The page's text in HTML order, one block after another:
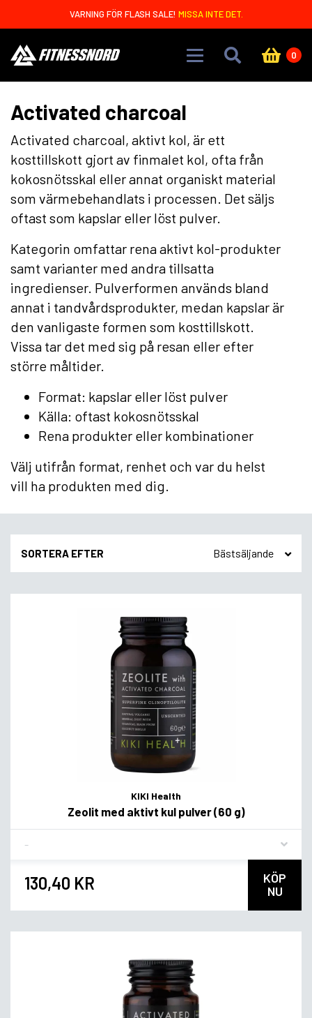
VARNING FÖR FLASH SALE! MISSA INTE DET.
0
Activated charcoal
Activated charcoal, aktivt kol, är ett
kosttillskott gjort av finmalet kol, ofta från
kokosnötsskal eller annat organiskt material
som värmebehandlats i processen. Det säljs
oftast som kapslar eller löst pulver.
Kategorin omfattar rena aktivt kol-produkter
samt varianter med andra tillsatta
ingredienser. Pulverformen används bland
annat i tandvårdsprodukter, medan kapslar är
den vanligaste formen som kosttillskott.
Vissa tar det med sig på resan eller efter
större måltider.
Format: kapslar eller löst pulver
Källa: oftast kokosnötsskal
Rena produkter eller kombinationer
Välj utifrån format, renhet och var du helst
vill ha produkten med dig.
SORTERA EFTER
KIKI Health
Zeolit med aktivt kul pulver (60 g)
130,40 KR
KÖP
NU